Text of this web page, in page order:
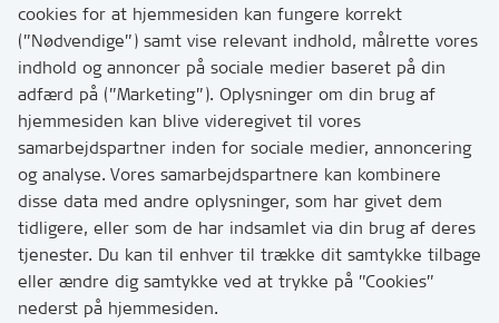
Har du brug for at komme i kontakt med os? Se her
hvordan
Tip os om huller i vejen eller andet
T:7249 6000
Bemærk: vi har mange opkald mellem kl. 10 og 11
Links
Tilgængelighedserklæring
Cookies
cookies for at hjemmesiden kan fungere korrekt
(”Nødvendige”) samt vise relevant indhold, målrette vores
indhold og annoncer på sociale medier baseret på din
adfærd på (”Marketing”). Oplysninger om din brug af
hjemmesiden kan blive videregivet til vores
samarbejdspartner inden for sociale medier, annoncering
og analyse. Vores samarbejdspartnere kan kombinere
disse data med andre oplysninger, som har givet dem
tidligere, eller som de har indsamlet via din brug af deres
tjenester. Du kan til enhver til trække dit samtykke tilbage
eller ændre dig samtykke ved at trykke på ”Cookies”
nederst på hjemmesiden.